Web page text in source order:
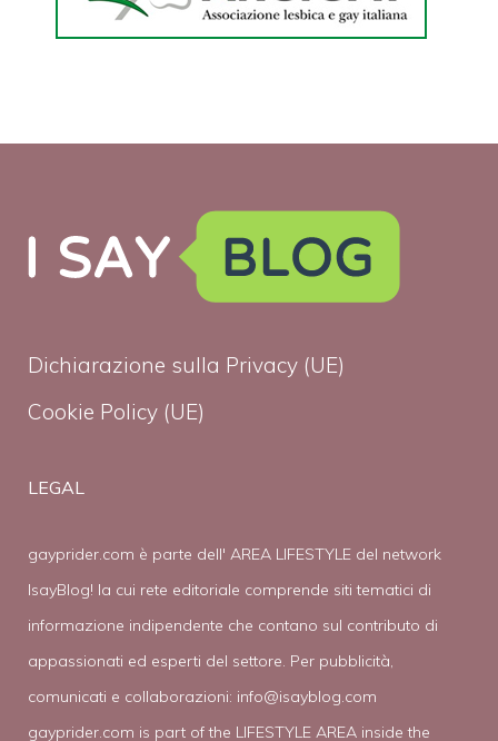
Dichiarazione sulla Privacy (UE)
Cookie Policy (UE)
LEGAL
gayprider.com è parte dell' AREA LIFESTYLE del network
IsayBlog! la cui rete editoriale comprende siti tematici di
informazione indipendente che contano sul contributo di
appassionati ed esperti del settore. Per pubblicità,
comunicati e collaborazioni: info@isayblog.com
gayprider.com is part of the LIFESTYLE AREA inside the